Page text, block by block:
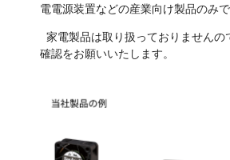
電電源装置などの産業向け製品のみで
家電製品は取り扱っておりませんの
確認をお願いいたします。